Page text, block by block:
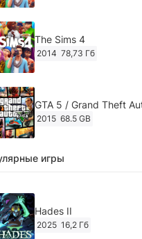
The Sims 4
2014 78,73 Гб
GTA 5 / Grand Theft
2015 68.5 GB
Ghost of Tsushima:
игры
Hades II
2025 16,2 Гб